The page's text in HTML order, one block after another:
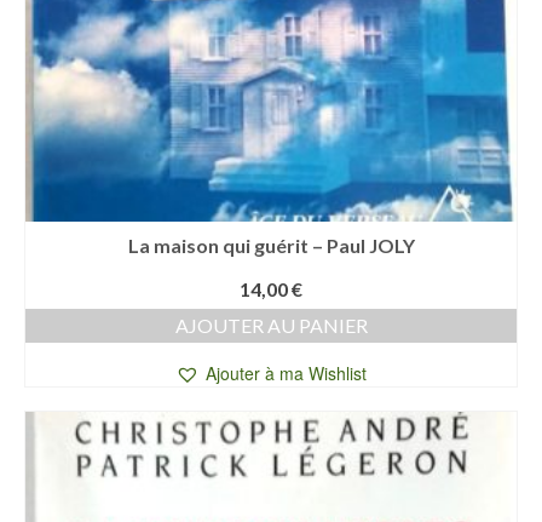
La maison qui guérit – Paul JOLY
14,00€
AJOUTER AU PANIER
Ajouter à ma Wishlist